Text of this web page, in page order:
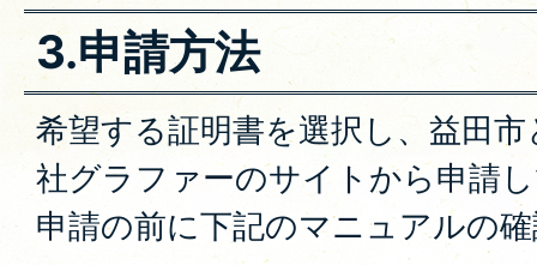
3.申請方法
希望する証明書を選択し、益田
社グラファーのサイトから申請
申請の前に下記のマニュアルの